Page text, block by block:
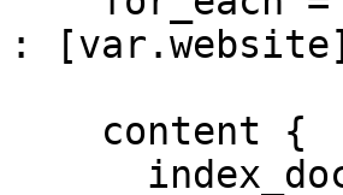
: [var.website]